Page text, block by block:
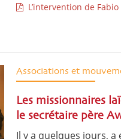
L’intervention de
Associations et
Les missionnaires
le secrétaire père
Il y a quelques jours,